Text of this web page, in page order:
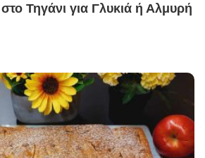
Τηγάνι για Γλυκιά ή Αλμυρή